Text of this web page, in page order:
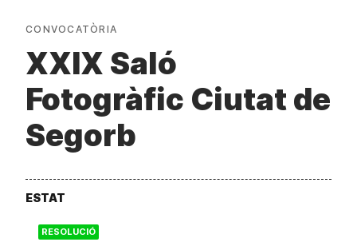
CONVOCATÒRIA
XXIX Saló
Fotogràfic Ciutat de
Segorb
ESTAT
RESOLUCIÓ